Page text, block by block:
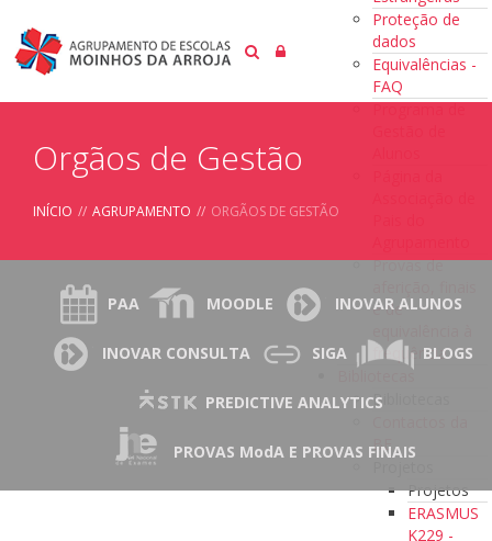
Proteção de
dados
Equivalências -
FAQ
Programa de
Provas de
e de
frequência
Bibliotecas
Bibliotecas
BE
Projetos
ERASMUS
K229 -
Orgãos de Gestão
INÍCIO // AGRUPAMENTO // ORGÃOS DE GESTÃO
PAA MOODLE INOVAR ALUNOS
INOVAR CONSULTA SIGA BLOGS
PREDICTIVE ANALYTICS
PROVAS ModA E PROVAS FINAIS